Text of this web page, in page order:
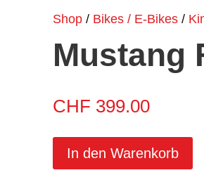
Shop/ Bikes / E-Bikes/
Mustang
CHF 399.00
In den Warenkorb